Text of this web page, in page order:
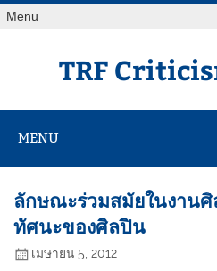
Skip
toMenu
TRF
MENU
ลักษณะร่วมสมัยในงาน
ทัศนะของศิลปิน
เมษายน 5, 2012